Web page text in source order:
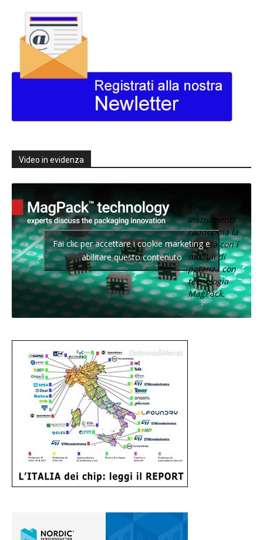
Video in evidenza
Texas
Instruments
raddoppia la
densità con i
moduli di
potenza con
tecnologia
MagPack.
Fai clic per accettare i cookie marketing e
abilitare questo contenuto